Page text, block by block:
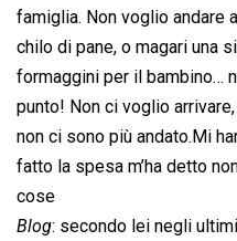
famiglia. Non voglio andare
chilo di pane, o magari una
formaggini per il bambino…
punto! Non ci voglio
non ci sono più andato.Mi
fatto la spesa m’ha detto
cose
Blog: secondo lei negli